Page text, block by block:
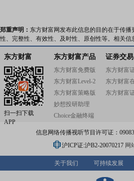
郑重声明： 东方财富网发布此信息的目的在于传
性、完整性、有效性、及时性、原创性等。相关
东方财富
扫一扫下载
APP
东方财富产品
东方财富免费版
东方财富Level-2
东方财富策略版
妙想投研助理
Choice金融终端
证券交易
东方财富
东方财富
东方财富
信息网络传播视听节目许可证：
沪ICP证:沪B2-20070217 网
关于我们 可持续发展